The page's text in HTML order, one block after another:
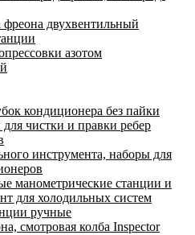
фреона двухвентильный
азотом
кондиционера без пайки
чистки и правки ребер
инструмента, наборы для
манометрические станции и
для холодильных систем
ручные
смотровая колба Inspector